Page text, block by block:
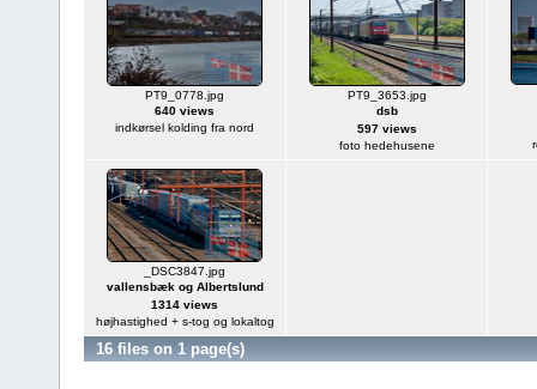
PT9_0778.jpg
640 views
indkørsel kolding fra nord
PT9_3653.jpg
dsb
597 views
foto hedehusene
_DSC3847.jpg
vallensbæk og Albertslund
1314 views
højhastighed + s-tog og lokaltog
16 files on 1 page(s)